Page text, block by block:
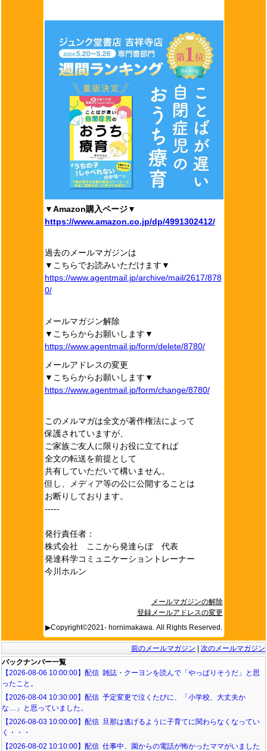
▼Amazon購入ページ▼
https://www.amazon.co.jp/dp/4991302412/
過去のメールマガジンは
▼こちらでお読みいただけます▼
https://www.agentmail.jp/archive/mail/2617/878
0/
メールマガジン解除
▼こちらからお願いします▼
https://www.agentmail.jp/form/delete/8780/
メールアドレスの変更
▼こちらからお願いします▼
https://www.agentmail.jp/form/change/8780/
このメルマガは全文が著作権法によって
保護されていますが、
ご家族ご友人に限りお役に立てれば
全文の転送を前提として
共有していただいて構いません。
但し、メディア等の公に公開することは
お断りしております。
-----
発行責任者：
株式会社 ここから発達らぼ 代表
発達科学コミュニケーショントレーナー
今川ホルン
メールマガジンの解除
登録メールアドレスの変更
▶Copyright©2021- hornimakawa. All Rights Reserved.
前のメールマガジン
次のメールマガジン
バックナンバー一覧
【2026-08-06 10:00:00】配信 雑誌・クーヨンを読んで「やっぱりそうだ」と思
ったこと。
【2026-08-04 10:30:00】配信 予定変更で泣くたびに、「小学校、大丈夫か
な…」と思っていました。
【2026-08-03 10:00:00】配信 旦那は逃げるように子育てに関わらなくなってい
く・・・
【2026-08-02 10:10:00】配信 仕事中、園からの電話が怖かったママがいました